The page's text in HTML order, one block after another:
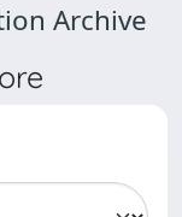
Archive